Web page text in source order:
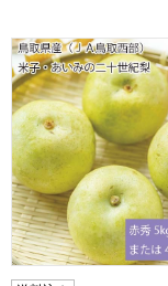
鳥取県産(JA鳥取西